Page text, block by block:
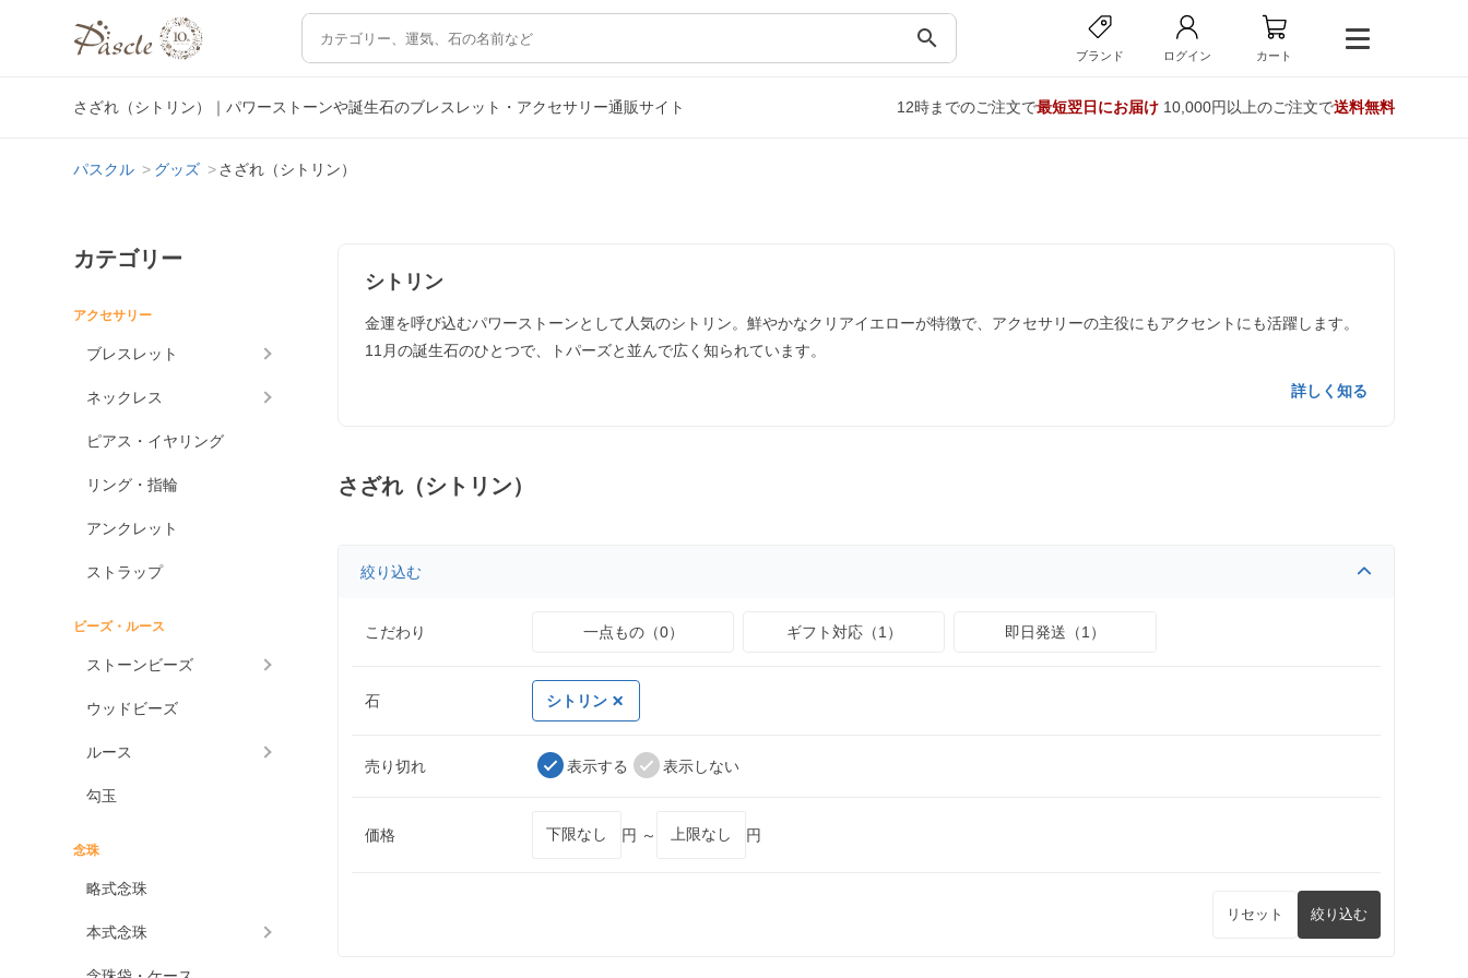
search
ブランド ログイン カート
さざれ（シトリン）｜パワーストーンや誕生石のブレスレット・アクセサリー通販サイト 12時までのご注文で最短翌日にお届け10,000円以上のご注文で送料無料
パスクル グッズ さざれ（シトリン）
カテゴリー
アクセサリー
ブレスレット
ネックレス
ピアス・イヤリング
リング・指輪
アンクレット
ストラップ
ビーズ・ルース
ストーンビーズ
ウッドビーズ
ルース
勾玉
念珠
略式念珠
本式念珠
シトリン
金運を呼び込むパワーストーンとして人気のシトリン。鮮やかなクリアイエローが特徴で、アクセサリーの主役にもアクセントにも活躍します。
11月の誕生石のひとつで、トパーズと並んで広く知られています。
詳しく知る
さざれ（シトリン）
絞り込む
こだわり 一点もの（0） ギフト対応（1） 即日発送（1）
石 シトリン
売り切れ 表示する 表示しない
価格 円 ～ 円
リセット 絞り込む